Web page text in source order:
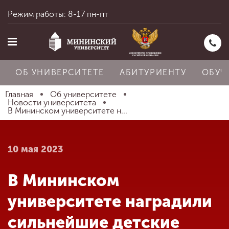
Главная
Абитуриенту
Режим работы: 8-17 пн-пт
ОБ УНИВЕРСИТЕТЕ АБИТУРИЕНТУ
Главная
Об университете
Новости университета
В Мининском университете н...
10 мая 2023
В Мининском
университете наградили
сильнейшие детские